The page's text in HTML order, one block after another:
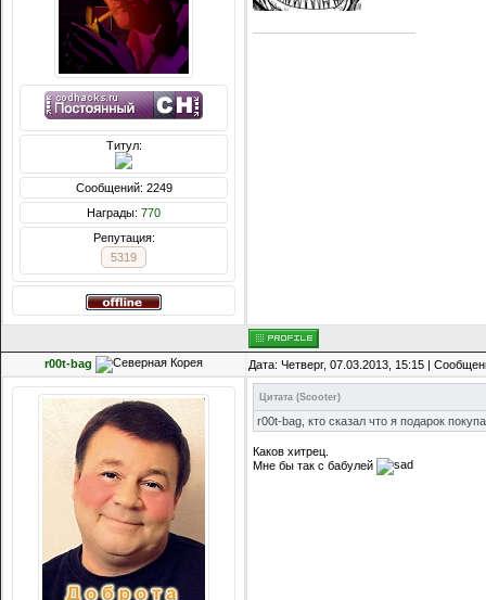
Титул:
Сообщений: 2249
Награды: 770
Репутация:
5319
r00t-bag Дата: Четверг, 07.03.2013, 15:15 |
Цитата (Scooter)
r00t-bag, кто сказал что я подарок
Каков хитрец.
Мне бы так с бабулей